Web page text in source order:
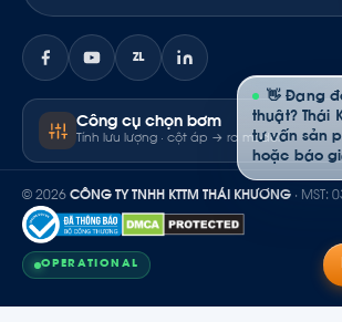
ZL
Công cụ chọn bơm
Tính lưu lượng · cột áp → ra model
© 2026 CÔNG TY TNHH KTTM THÁI KHƯƠNG · MST:
OPERATIONAL
👋 Đang
thuật? Thái
tư vấn sản
hoặc báo